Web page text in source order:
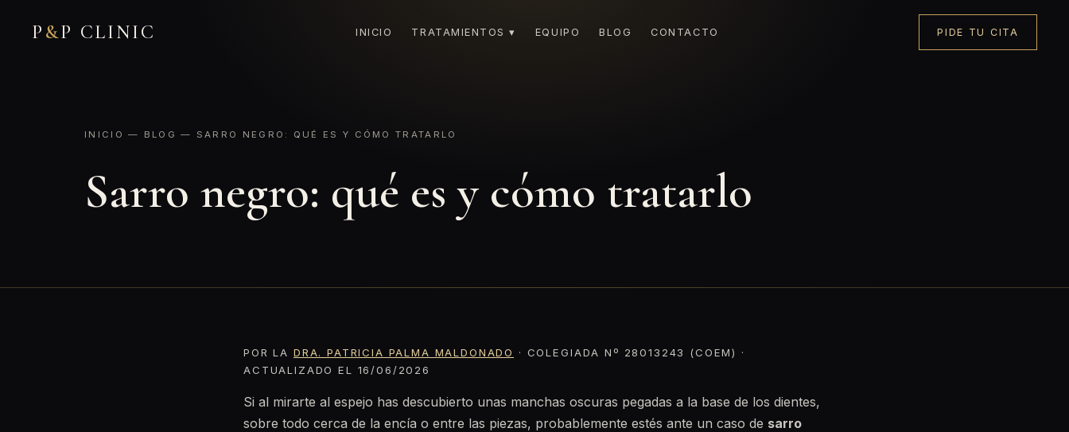
P &P CLINIC INICIO TRATAMIENTOS ▾ EQUIPO BLOG CONTACTO PIDE TU CITA
INICIO — BLOG — SARRO NEGRO: QUÉ ES Y CÓMO TRATARLO
Sarro negro: qué es y cómo tratarlo
POR LA DRA. PATRICIA PALMA MALDONADO
· COLEGIADA Nº 28013243 (COEM) ·
ACTUALIZADO EL 16/06/2026
Si al mirarte al espejo has descubierto unas manchas oscuras pegadas a la base de los dientes,
sobre todo cerca de la encía o entre las piezas, probablemente estés ante un caso de sarro